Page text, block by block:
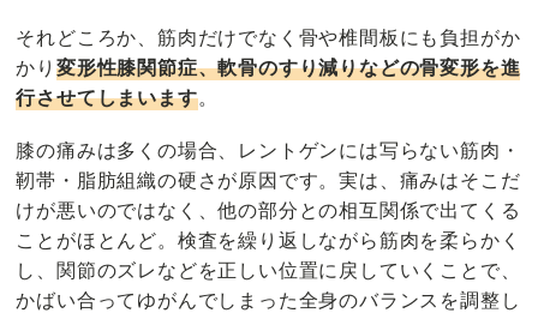
それどころか、筋肉だけでなく骨や椎間板にも負担がか
かり変形性膝関節症、軟骨のすり減りなどの骨変形を進
行させてしまいます。
膝の痛みは多くの場合、レントゲンには写らない筋肉・
靭帯・脂肪組織の硬さが原因です。実は、痛みはそこだ
けが悪いのではなく、他の部分との相互関係で出てくる
ことがほとんど。検査を繰り返しながら筋肉を柔らかく
し、関節のズレなどを正しい位置に戻していくことで、
かばい合ってゆがんでしまった全身のバランスを調整し